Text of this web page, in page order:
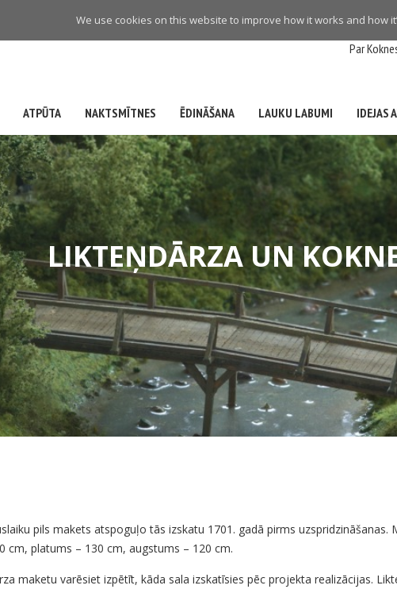
We use cookies on this website to improve how it works and how
Par
ATPŪTA NAKTSMĪTNES ĒDINĀŠANA LAUKU LABUMI IDEJAS
LIKTEŅDĀRZA UN
pils makets atspoguļo tās izskatu 1701. gadā pirms uzspridzināšanas.
cm, platums – 130 cm, augstums – 120 cm.
maketu varēsiet izpētīt, kāda sala izskatīsies pēc projekta realizācijas.